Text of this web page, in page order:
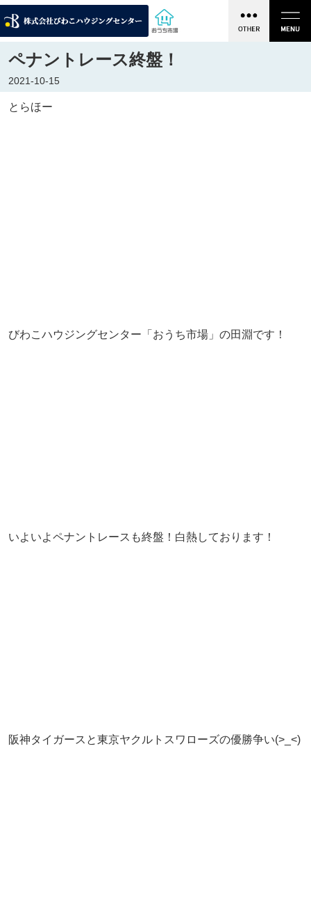
ペナントレース終盤！
2021-10-15
とらほー
びわこハウジングセンター「おうち市場」の田淵です！
いよいよペナントレースも終盤！白熱しております！
阪神タイガースと東京ヤクルトスワローズの優勝争い(>_<)